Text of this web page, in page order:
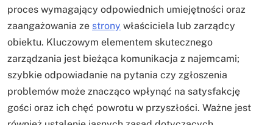
proces wymagający odpowiednich umiejętności oraz
zaangażowania ze strony właściciela lub zarządcy
obiektu. Kluczowym elementem skutecznego
zarządzania jest bieżąca komunikacja z najemcami;
szybkie odpowiadanie na pytania czy zgłoszenia
problemów może znacząco wpłynąć na satysfakcję
gości oraz ich chęć powrotu w przyszłości. Ważne jest